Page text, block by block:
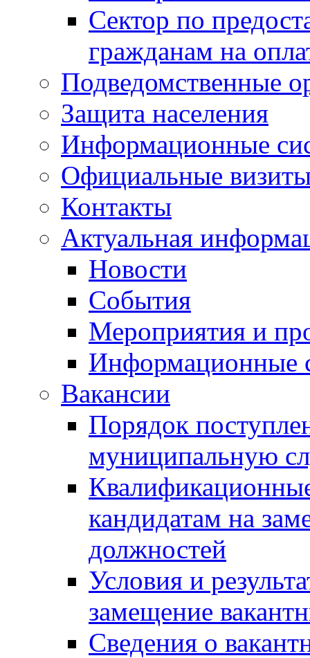
Сектор по
гражданам на
Подведомственные
Защита населения
Информационные
Официальные
Контакты
Актуальная
Новости
События
Мероприятия и
Информационные
Вакансии
Порядок
муниципальную
кандидатам на
должностей
Условия и
замещение
Сведения о